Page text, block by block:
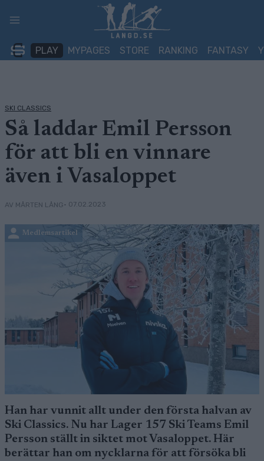
PLAY MYPAGES STORE RANKING FANTASY
SKI CLASSICS
Så laddar Emil Persson
för att bli en vinnare
även i Vasaloppet
AV MÅRTEN LÅNG• 07.02.2023
Medlemsartikel
Han har vunnit allt under den första halvan av
Ski Classics. Nu har Lager 157 Ski Teams Emil
Persson ställt in siktet mot Vasaloppet. Här
berättar han om nycklarna för att försöka bli